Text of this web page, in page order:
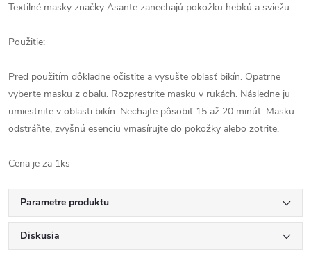
Textilné masky značky Asante zanechajú pokožku hebkú a sviežu.
Použitie:
Pred použitím dôkladne očistite a vysušte oblasť bikín. Opatrne
vyberte masku z obalu. Rozprestrite masku v rukách. Následne ju
umiestnite v oblasti bikín. Nechajte pôsobiť 15 až 20 minút. Masku
odstráňte, zvyšnú esenciu vmasírujte do pokožky alebo zotrite.
Cena je za 1ks
Parametre produktu
Diskusia